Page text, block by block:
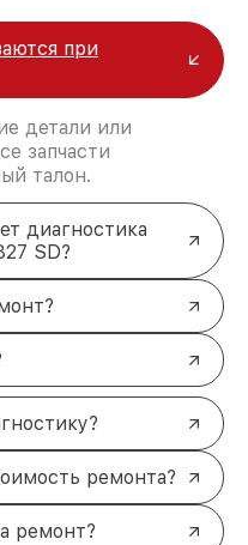
при
детали или
запчасти
талон.
диагностика
SD?
ремонта?
ремонт?